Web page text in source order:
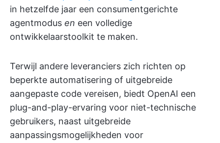
in hetzelfde jaar een consumentgerichte
agentmodus en een volledige
ontwikkelaarstoolkit te maken.
Terwijl andere leveranciers zich richten op
beperkte automatisering of uitgebreide
aangepaste code vereisen, biedt OpenAI een
plug-and-play-ervaring voor niet-technische
gebruikers, naast uitgebreide
aanpassingsmogelijkheden voor